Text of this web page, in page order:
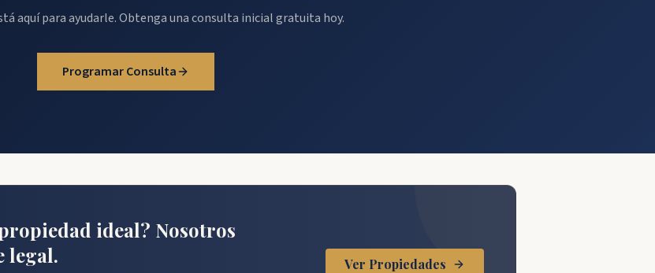
aquí para ayudarle. Obtenga una consulta inicial gratuita hoy.
Programar Consulta
ideal? Nosotros
legal.
Ver Propiedades